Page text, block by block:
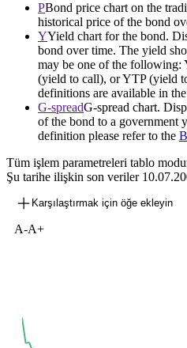
PBond price chart on the
historical price of the bond
YYield chart for the bond.
bond over time. The yield
may be one of the
(yield to call), or YTP (yield
definitions are available in the
G-spreadG-spread chart.
of the bond to a government
definition please refer to the
Tüm işlem parametreleri tablo
Şu tarihe ilişkin son veriler
Karşılaştırmak için öğe ekleyin